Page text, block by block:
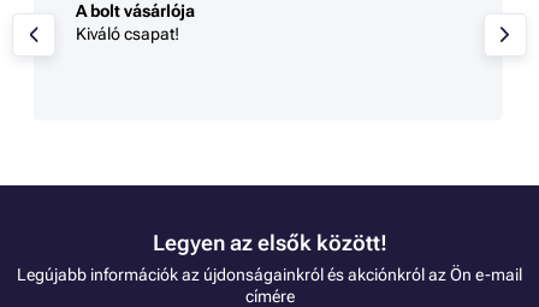
A bolt vásárlója
Kiváló csapat!
Legyen az elsők között!
Legújabb információk az újdonságainkról és akciónkról az Ön e-mail
címére